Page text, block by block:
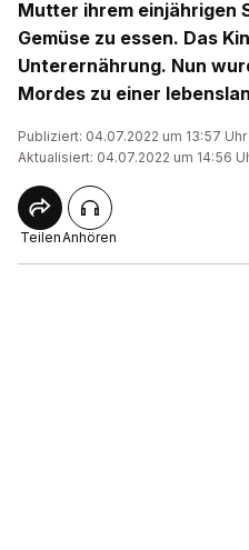
Mutter ihrem einjährigen
Gemüse zu essen. Das
Unterernährung. Nun
Mordes zu einer
Publiziert: 04.07.2022 um 13:57 Uhr
Aktualisiert: 04.07.2022 um 14:56
TeilenAnhören